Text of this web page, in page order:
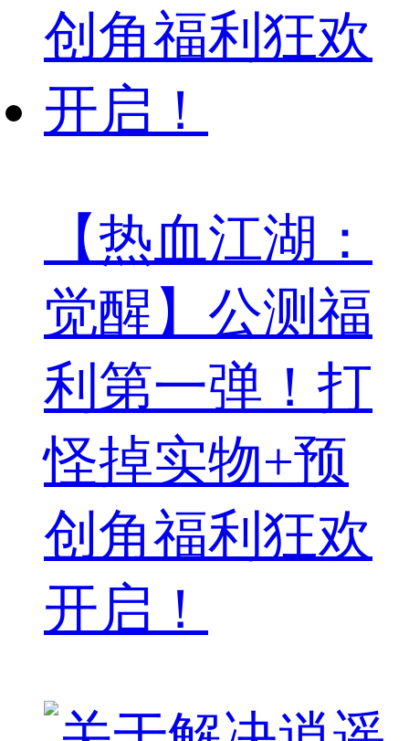
【热血江湖：
觉醒】公测福
利第一弹！打
怪掉实物+预
创角福利狂欢
开启！